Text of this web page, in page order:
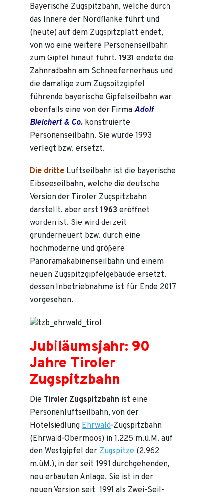
Bayerische Zugspitzbahn, welche durch
das Innere der Nordflanke führt und
(heute) auf dem Zugspitzplatt endet,
von wo eine weitere Personenseilbahn
zum Gipfel hinauf führt. 1931 endete die
Zahnradbahn am Schneefernerhaus und
die damalige zum Zugspitzgipfel
führende bayerische Gipfelseilbahn war
ebenfalls eine von der Firma Adolf
Bleichert & Co. konstruierte
Personenseilbahn. Sie wurde 1993
verlegt bzw. ersetzt.
Die dritte Luftseilbahn ist die bayerische
Eibseeseilbahn, welche die deutsche
Version der Tiroler Zugspitzbahn
darstellt, aber erst 1963 eröffnet
worden ist. Sie wird derzeit
grunderneuert bzw. durch eine
hochmoderne und größere
Panoramakabinenseilbahn und einem
neuen Zugspitzgipfelgebäude ersetzt,
dessen Inbetriebnahme ist für Ende 2017
vorgesehen.
Jubiläumsjahr: 90
Jahre Tiroler
Zugspitzbahn
Die Tiroler Zugspitzbahn ist eine
Personenluftseilbahn, von der
Hotelsiedlung Ehrwald-Zugspitzbahn
(Ehrwald-Obermoos) in 1.225 m.ü.M. auf
den Westgipfel der Zugspitze (2.962
m.üM.), in der seit 1991 durchgehenden,
neu erbauten Anlage. Sie ist in der
neuen Version seit 1991 als Zwei-Seil-